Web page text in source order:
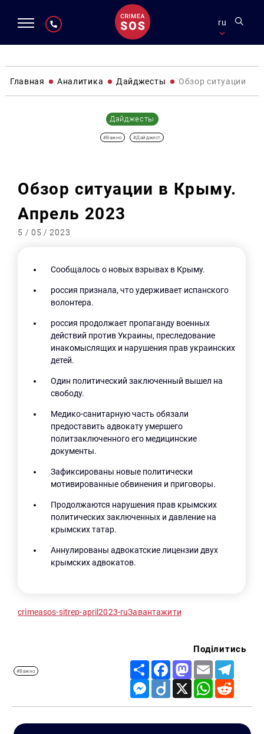
ru
Главная Аналитика Дайджесты Обзор ситуации в
Дайджесты
#Важно #Дайджест
Обзор ситуации в Крыму.
Апрель 2023
5 / 05 / 2023
Сообщалось о новых взрывах в Крыму.
россия признала, что удерживает испанского
волонтера.
россия продолжает пропаганду военных
действий против Украины, преследование
инакомыслящих и нарушения прав украинских
детей.
Один политический заключенный вышел на
свободу.
Медико-санитарную часть обязали
предоставить адвокату умершего
политзаключенного его медицинские
документы.
Зафиксированы новые политически
мотивированные обвинения и приговоры.
Продолжаются нарушения прав крымских
политических заключенных и давление на
крымских татар.
Аннулированы адвокатские лицензии двух
крымских адвокатов.
crimeasos-sitrep-april2023-ruЗавантажити
#Важно
Поділитись
Share FacebookMastodon
Email
Messenger
Diigo X WhatsApp